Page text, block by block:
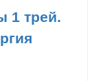
1 трей.